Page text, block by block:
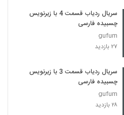
سریال ردیاب قسمت 4 با زیرنویس
چسبیده فارسی
gufum
۲۷ بازدید
سریال ردیاب قسمت 3 با زیرنویس
چسبیده فارسی
gufum
۲۸ بازدید